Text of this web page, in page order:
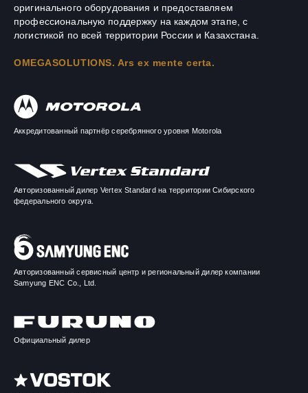
оригинального оборудования и предоставляем
профессиональную поддержку на каждом этапе, с
логистикой по всей территории России и Казахстана.
OMEGASOLUTIONS. Ars ex mente certa.
Аккредитованный партнёр серебрянного уровня Motorola
Авторизованный дилер Vertex Standard на территории Сибирского
федерального округа.
Авторизованный сервисный центр и региональный дилер компании
Samyung ENC Co., Ltd.
Официальный дилер